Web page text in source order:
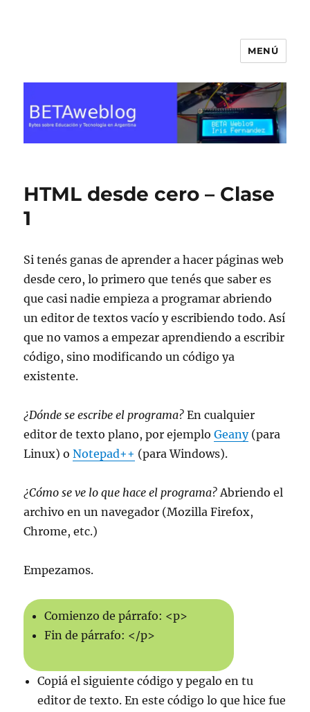
MENÚ
HTML desde cero – Clase
1
Si tenés ganas de aprender a hacer páginas web
desde cero, lo primero que tenés que saber es
que casi nadie empieza a programar abriendo
un editor de textos vacío y escribiendo todo. Así
que no vamos a empezar aprendiendo a escribir
código, sino modificando un código ya
existente.
¿Dónde se escribe el programa? En cualquier
editor de texto plano, por ejemploGeany(para
Linux) oNotepad++ (para Windows).
¿Cómo se ve lo que hace el programa?Abriendo el
archivo en un navegador (Mozilla Firefox,
Chrome, etc.)
Empezamos.
Comienzo de párrafo: <p>
Fin de párrafo: </p>
Copiá el siguiente código y pegalo en tu
editor de texto. En este código lo que hice fue